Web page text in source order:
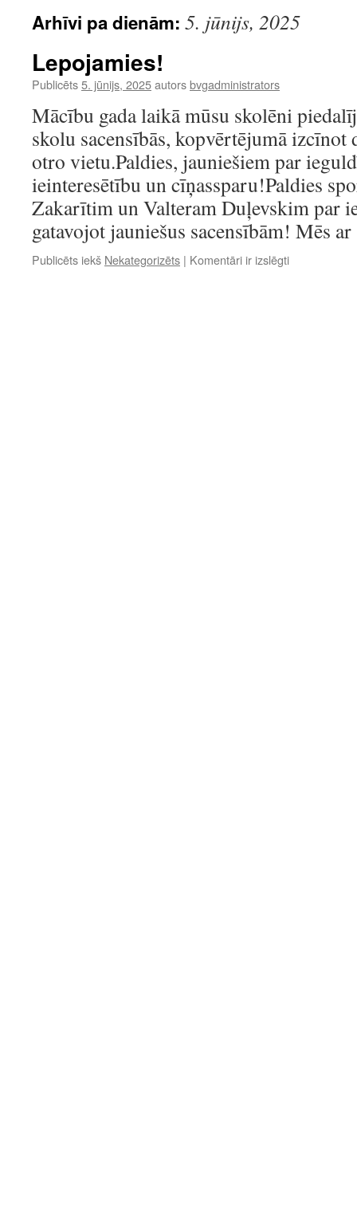
Arhīvi pa dienām: 5. jūnijs, 2025
Lepojamies!
Publicēts5. jūnijs, 2025autorsbvgadministrators
Mācību gada laikā mūsu skolēni
skolu sacensībās, kopvērtējumā
otro vietu.Paldies, jauniešiem par
ieinteresētību un cīņassparu!Paldies
Zakarītim un Valteram Duļevskim par
gatavojot jauniešus sacensībām! Mēs
Publicēts iekš Nekategorizēts | Komentāri ir izslēgtiLepojamies!